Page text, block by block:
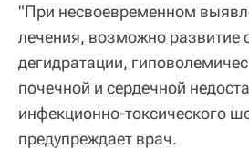
"При несвоевременном
лечения, возможно развитие
дегидратации,
почечной и сердечной
инфекционно-токсического
предупреждает врач.